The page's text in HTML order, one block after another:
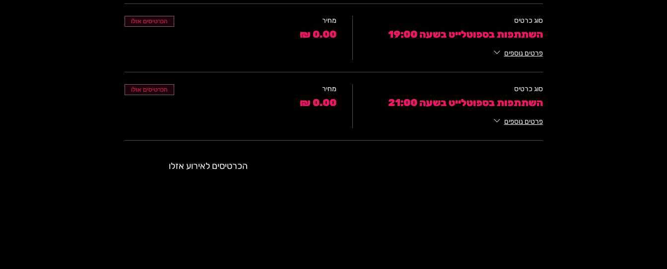
סוג כרטיס
השתתפות בספוטלייט בשעה 19:00
פרטים נוספים
מחיר הכרטיסים אזלו
סוג כרטיס
השתתפות בספוטלייט בשעה 21:00
פרטים נוספים
מחיר הכרטיסים אזלו
הכרטיסים לאירוע אזלו